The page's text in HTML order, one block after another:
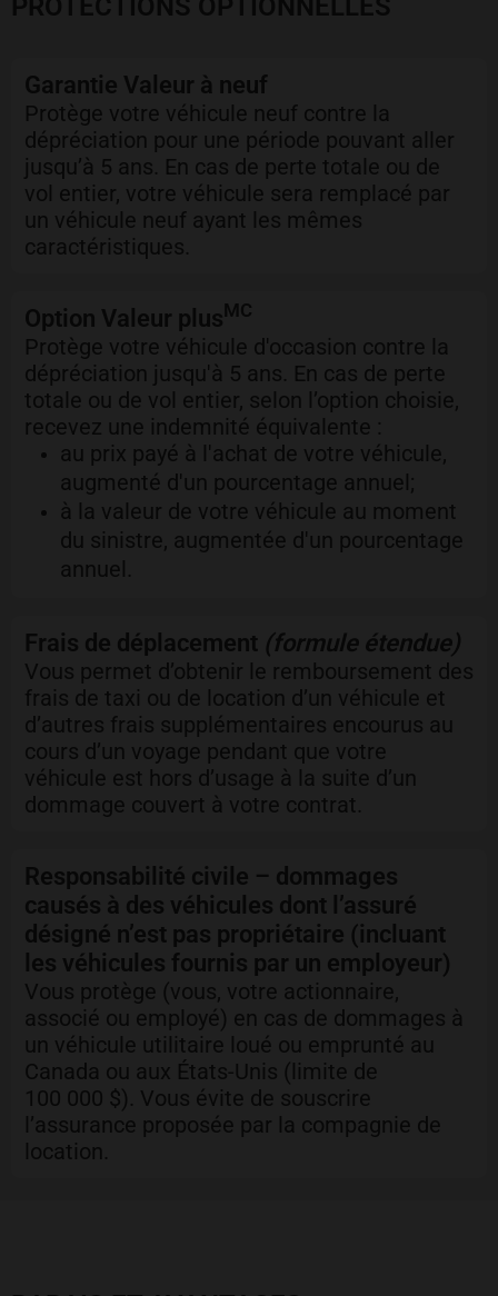
Garantie Valeur à neuf
Protège votre véhicule neuf contre la
dépréciation pour une période pouvant aller
jusqu’à 5 ans. En cas de perte totale ou de
vol entier, votre véhicule sera remplacé par
un véhicule neuf ayant les mêmes
caractéristiques.
Option Valeur plus MC
Protège votre véhicule d'occasion contre la
dépréciation jusqu'à 5 ans. En cas de perte
totale ou de vol entier, selon l’option choisie,
recevez une indemnité équivalente :
au prix payé à l'achat de votre véhicule,
augmenté d'un pourcentage annuel;
à la valeur de votre véhicule au moment
du sinistre, augmentée d'un pourcentage
annuel.
Frais de déplacement (formule étendue)
Vous permet d’obtenir le remboursement des
frais de taxi ou de location d’un véhicule et
d’autres frais supplémentaires encourus au
cours d’un voyage pendant que votre
véhicule est hors d’usage à la suite d’un
dommage couvert à votre contrat.
Responsabilité civile – dommages
causés à des véhicules dont l’assuré
désigné n’est pas propriétaire (incluant
les véhicules fournis par un employeur)
Vous protège (vous, votre actionnaire,
associé ou employé) en cas de dommages à
un véhicule utilitaire loué ou emprunté au
Canada ou aux États-Unis (limite de
100 000 $). Vous évite de souscrire
l’assurance proposée par la compagnie de
location.